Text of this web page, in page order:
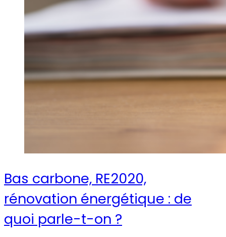
Bas carbone, RE2020,
rénovation énergétique : de
quoi parle-t-on ?